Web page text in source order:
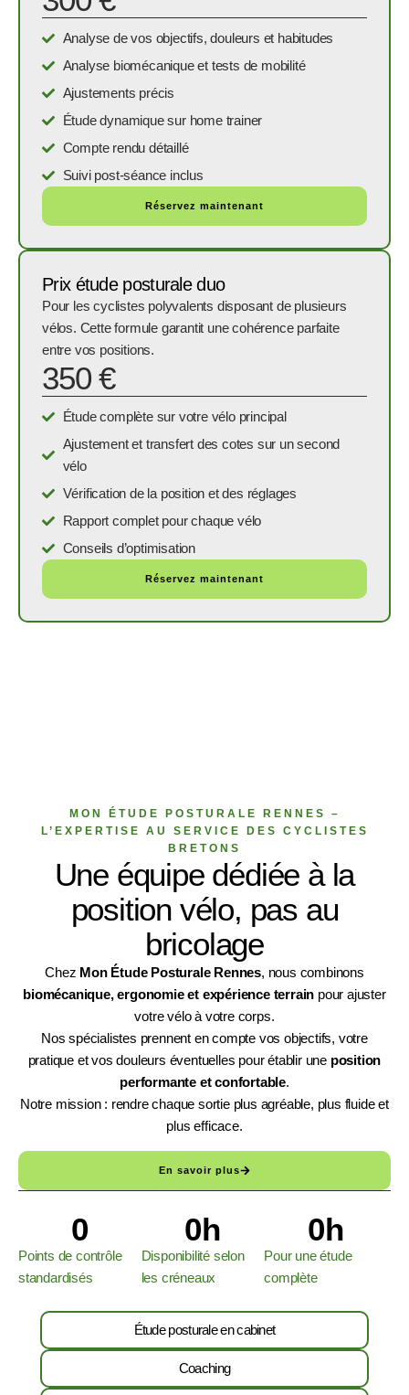
Analyse de vos objectifs, douleurs et habitudes
Analyse biomécanique et tests de mobilité
Ajustements précis
Étude dynamique sur home trainer
Compte rendu détaillé
Suivi post-séance inclus
Réservez maintenant
Prix étude posturale duo
Pour les cyclistes polyvalents disposant de plusieurs
vélos. Cette formule garantit une cohérence parfaite
entre vos positions.
350 €
Étude complète sur votre vélo principal
Ajustement et transfert des cotes sur un second
vélo
Vérification de la position et des réglages
Rapport complet pour chaque vélo
Conseils d’optimisation
Réservez maintenant
Étude posturale en cabinet
Coaching
MON ÉTUDE POSTURALE RENNES –
L’EXPERTISE AU SERVICE DES CYCLISTES
BRETONS
Une équipe dédiée à la
position vélo, pas au
bricolage
Chez Mon Étude Posturale Rennes, nous combinons
biomécanique, ergonomie et expérience terrain pour ajuster
votre vélo à votre corps.
Nos spécialistes prennent en compte vos objectifs, votre
pratique et vos douleurs éventuelles pour établir une position
performante et confortable.
Notre mission : rendre chaque sortie plus agréable, plus fluide et
plus efficace.
En savoir plus
Points de contrôle
standardisés
0
Disponibilité selon
les créneaux
0h
Pour une étude
complète
0h